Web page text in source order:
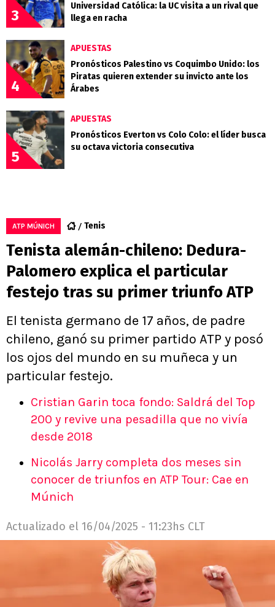
3
Universidad Católica: la UC visita a un rival que
llega en racha
4
APUESTAS
Pronósticos Palestino vs Coquimbo Unido: los
Piratas quieren extender su invicto ante los
Árabes
5
APUESTAS
Pronósticos Everton vs Colo Colo: el líder busca
su octava victoria consecutiva
ATP MÚNICH Tenis
Tenista alemán-chileno: Dedura-
Palomero explica el particular
festejo tras su primer triunfo ATP
El tenista germano de 17 años, de padre
chileno, ganó su primer partido ATP y posó
los ojos del mundo en su muñeca y un
particular festejo.
Cristian Garin toca fondo: Saldrá del Top
200 y revive una pesadilla que no vivía
desde 2018
Nicolás Jarry completa dos meses sin
conocer de triunfos en ATP Tour: Cae en
Múnich
Actualizado el 16/04/2025 - 11:23hs CLT